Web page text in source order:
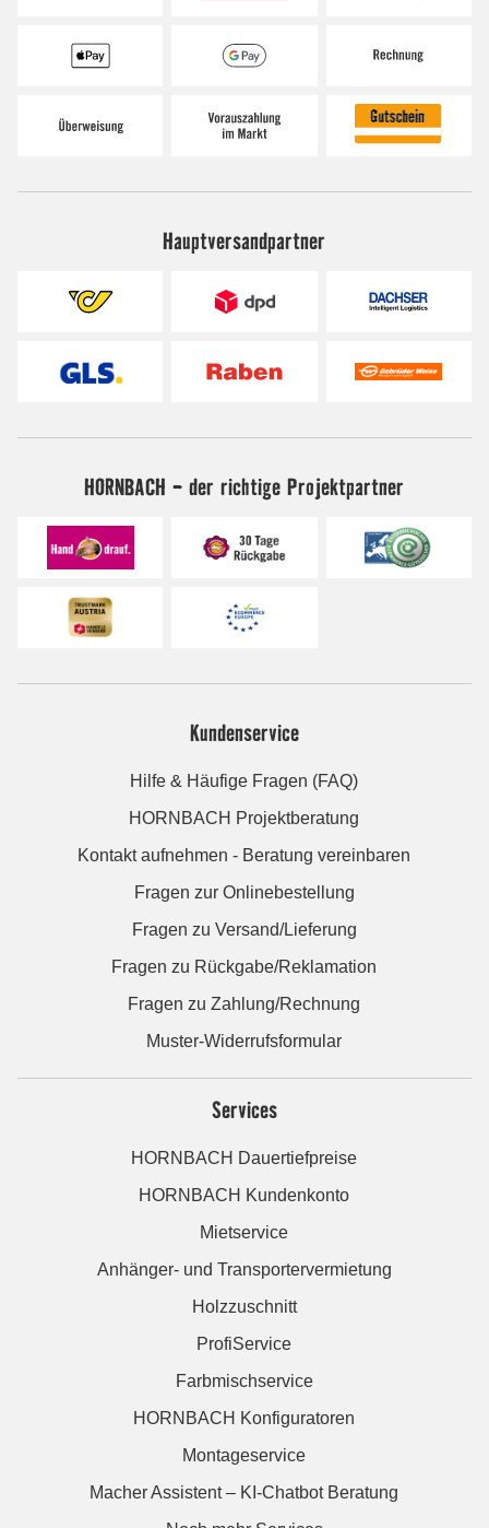
Hauptversandpartner
HORNBACH - der richtige Projektpartner
Kundenservice
Hilfe & Häufige Fragen (FAQ)
HORNBACH Projektberatung
Kontakt aufnehmen - Beratung vereinbaren
Fragen zur Onlinebestellung
Fragen zu Versand/Lieferung
Fragen zu Rückgabe/Reklamation
Fragen zu Zahlung/Rechnung
Muster-Widerrufsformular
Services
HORNBACH Dauertiefpreise
HORNBACH Kundenkonto
Mietservice
Anhänger- und Transportervermietung
Holzzuschnitt
ProfiService
Farbmischservice
HORNBACH Konfiguratoren
Montageservice
Macher Assistent – KI-Chatbot Beratung